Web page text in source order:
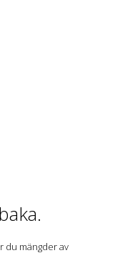
du mängder av